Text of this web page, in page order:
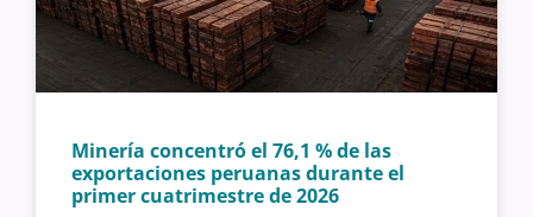
Minería concentró el 76,1 % de las
exportaciones peruanas durante el
primer cuatrimestre de 2026